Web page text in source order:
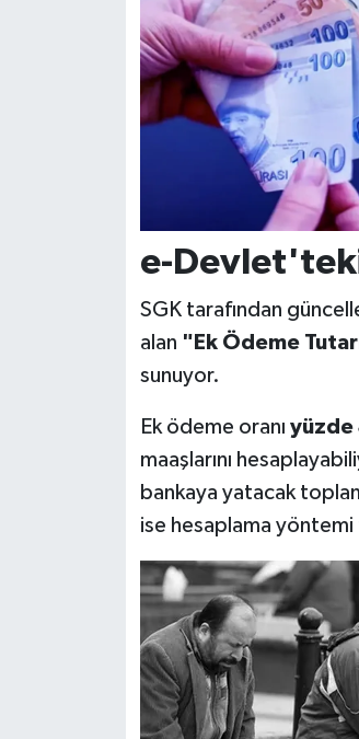
e-
SGK tarafından
alan "Ek Ödeme
sunuyor.
Ek ödeme oranı yüzde
maaşlarını
bankaya yatacak
ise hesaplama yöntemi